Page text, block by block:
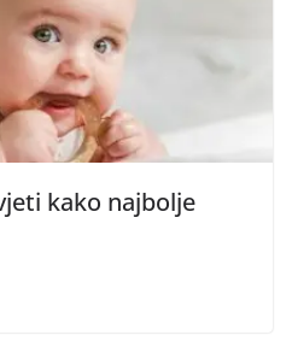
kako najbolje